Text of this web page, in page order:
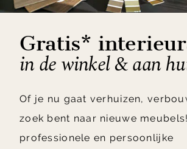
Gratis*
in de winkel & aan
Of je nu gaat verhuizen,
zoek bent naar nieuwe
professionele en persoonlijke